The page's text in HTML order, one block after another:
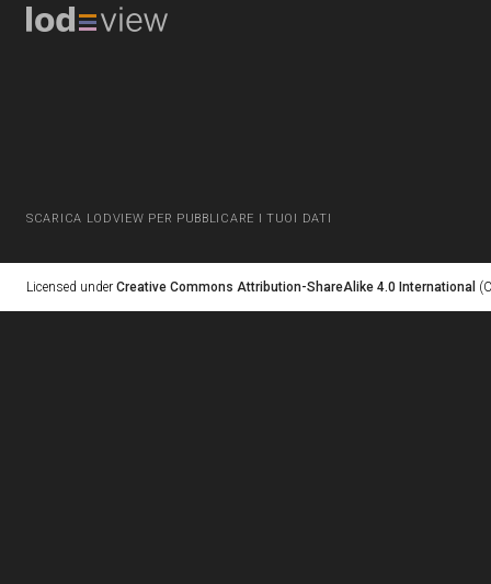
SCARICA LODVIEW PER PUBBLICARE I TUOI DATI
Licensed under Creative Commons Attribution-ShareAlike 4.0 International